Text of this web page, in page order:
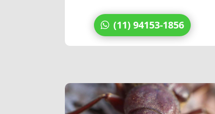
(11) 94153-1856